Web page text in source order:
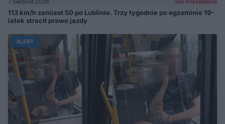
7 sierpnia 2026 Dla mieszkańca
113 km/h zamiast 50 po Lublinie. Trzy tygodnie po egzaminie 19-
latek stracił prawo jazdy
ALERT